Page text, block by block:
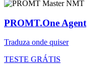
PROMT.One Agent
Traduza onde quiser
TESTE GRÁTIS